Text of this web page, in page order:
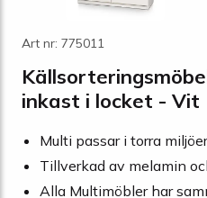
Art nr: 775011
inkast i locket - Vit
Multi passar i torra
Tillverkad av melamin
Alla Multimöbler har